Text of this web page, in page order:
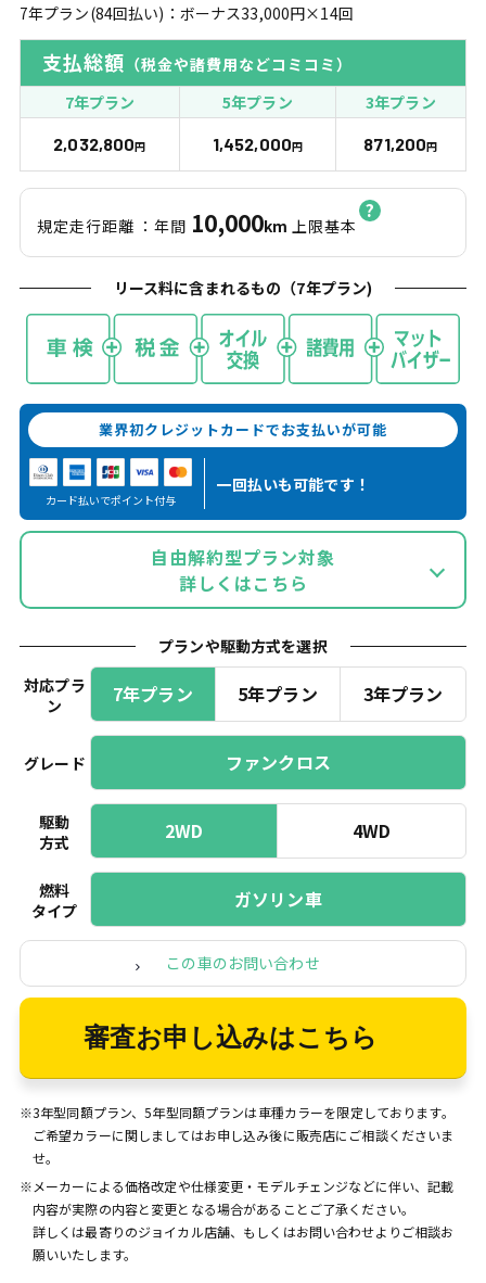
7年プラン(84回払い)：ボーナス33,000円×14回
支払総額 （税金や諸費用などコミコミ）
7年プラン
5年プラン 3年プラン
2,032,800円 1,452,000円 871,200円
規定走行距離 ：年間 10,000km 上限基本
リース料に含まれるもの（7年プラン)
業界初クレジットカードでお支払いが可能
カード払いでポイント付与
一回払いも可能です！
自由解約型プラン対象
詳しくはこちら
プランや駆動方式を選択
対応プラ
ン
7年プラン 5年プラン 3年プラン
グレード ファンクロス
駆動
方式
2WD 4WD
燃料
タイプ
ガソリン車
この車のお問い合わせ
審査お申し込みはこちら
※3年型同額プラン、5年型同額プランは車種カラーを限定しております。
ご希望カラーに関しましてはお申し込み後に販売店にご相談くださいま
せ。
※メーカーによる価格改定や仕様変更・モデルチェンジなどに伴い、記載
内容が実際の内容と変更となる場合があることご了承ください。
詳しくは最寄りのジョイカル店舗、もしくはお問い合わせよりご相談お
願いいたします。